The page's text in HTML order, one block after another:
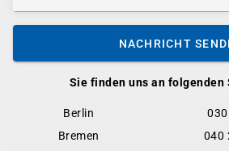
Sie finden uns an folgenden
Berlin
Bremen
040
NACHRICHT